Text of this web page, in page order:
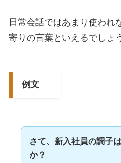
日常会話ではあまり使われ
寄りの言葉といえるでしょ
例文
さて、新入社員の調子
か？